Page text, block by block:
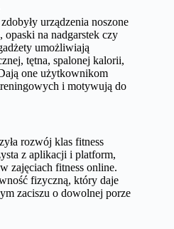
urządzenia noszone
opaski na nadgarstek czy
umożliwiają
tętna, spalonej kalorii,
one użytkownikom
i motywują do
rozwój klas fitness
z aplikacji i platform,
zajęciach fitness online.
fizyczną, który daje
zaciszu o dowolnej porze